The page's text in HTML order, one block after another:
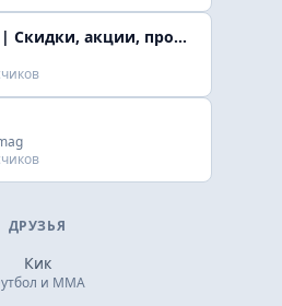
«Палач» | Скидки, акции, промокоды
ДРУЗЬЯ
Кик
и ММА